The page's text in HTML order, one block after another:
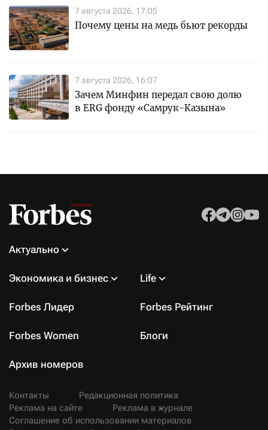
7 августа 2026, 17:05
Почему цены на медь бьют рекорды
7 августа 2026, 16:07
Зачем Минфин передал свою долю
в ERG фонду «Самрук-Казына»
Актуально
Экономика и бизнес Life
Forbes Лидер Forbes Рейтинг
Forbes Women Блоги
Архив номеров
Контакты
Редакционная политика
Реклама на сайте
Реклама в журнале
Соглашение об использовании материалов